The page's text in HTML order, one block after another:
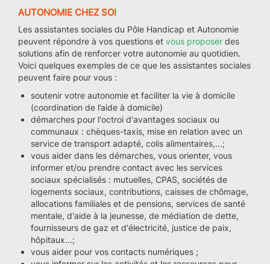
AUTONOMIE CHEZ SOI
Les assistantes sociales du Pôle Handicap et Autonomie
peuvent répondre à vos questions et vous proposer des
solutions afin de renforcer votre autonomie au quotidien.
Voici quelques exemples de ce que les assistantes sociales
peuvent faire pour vous :
soutenir votre autonomie et faciliter la vie à domicile
(coordination de l’aide à domicile)
démarches pour l'octroi d'avantages sociaux ou
communaux : chèques-taxis, mise en relation avec un
service de transport adapté, colis alimentaires,...;
vous aider dans les démarches, vous orienter, vous
informer et/ou prendre contact avec les services
sociaux spécialisés : mutuelles, CPAS, sociétés de
logements sociaux, contributions, caisses de chômage,
allocations familiales et de pensions, services de santé
mentale, d'aide à la jeunesse, de médiation de dette,
fournisseurs de gaz et d'électricité, justice de paix,
hôpitaux...;
vous aider pour vos contacts numériques ;